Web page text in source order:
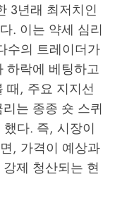
3년래 최저치인
. 이는 약세 심리
수의 트레이더가
하락에 베팅하고
때, 주요 지지선
는 종종 숏 스퀴
했다. 즉, 시장이
, 가격이 예상과
제 청산되는 현